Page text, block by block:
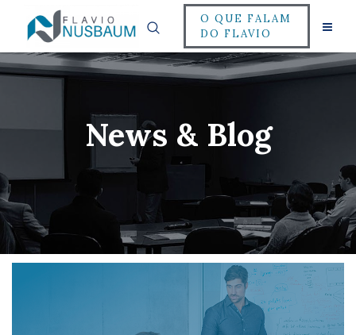
O QUE FALAM
DO FLAVIO
News & Blog